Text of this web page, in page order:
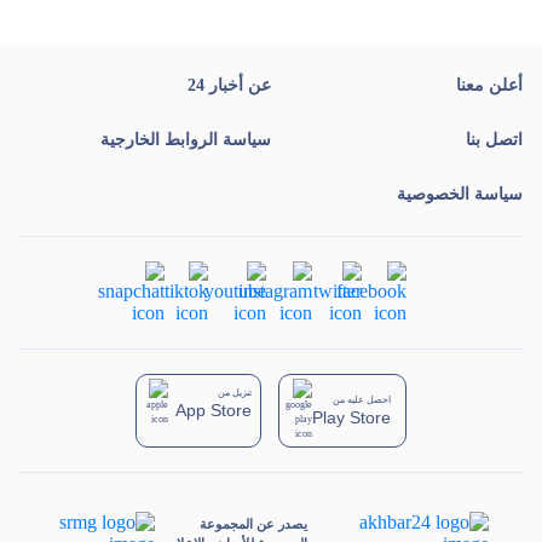
يصدر عن المجموعة
أعلن معنا عن أخبار 24
اتصل بنا سياسة الروابط الخارجية
سياسة الخصوصية
تنزيل من
App Store
احصل عليه من
Play Store